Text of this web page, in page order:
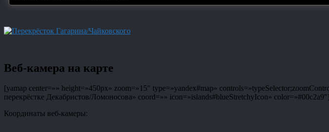
Веб-камера на карте
[yamap center=»» height=»450px» zoom=»15″ type=»yandex#map»
перекрёстке Декабристов/Ломоносова» coord=»» icon=»islands#blueStretchyIcon»
Координаты веб-камеры: